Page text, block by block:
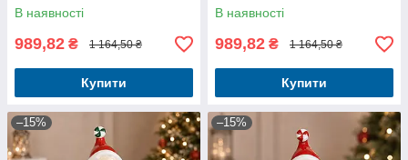
В наявності
989,82 ₴ 1 164,50 ₴
Купити
В наявності
989,82 ₴ 1 164,50 ₴
Купити
–15% –15%